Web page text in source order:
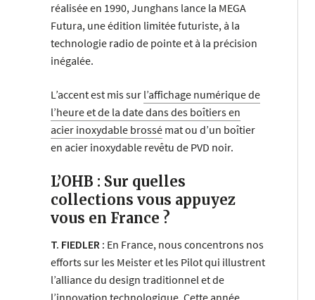
réalisée en 1990, Junghans lance la MEGA
Futura, une édition limitée futuriste, à la
technologie radio de pointe et à la précision
inégalée.
L’accent est mis sur l’affichage numérique de
l’heure et de la date dans des boîtiers en
acier inoxydable brossé mat ou d’un boîtier
en acier inoxydable revêtu de PVD noir.
L’OHB : Sur quelles
collections vous appuyez
vous en France ?
T. FIEDLER : En France, nous concentrons nos
efforts sur les Meister et les Pilot qui illustrent
l’alliance du design traditionnel et de